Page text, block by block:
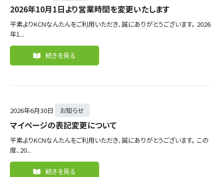
2026年10月1日より営業時間を変更いたします
平素よりKCNなんたんをご利用いただき、誠にありがとうございます。 2026
年1...
続きを見る
2026年6月30日 お知らせ
マイページの表記変更について
平素よりKCNなんたんをご利用いただき、誠にありがとうございます。 この
度、20...
続きを見る